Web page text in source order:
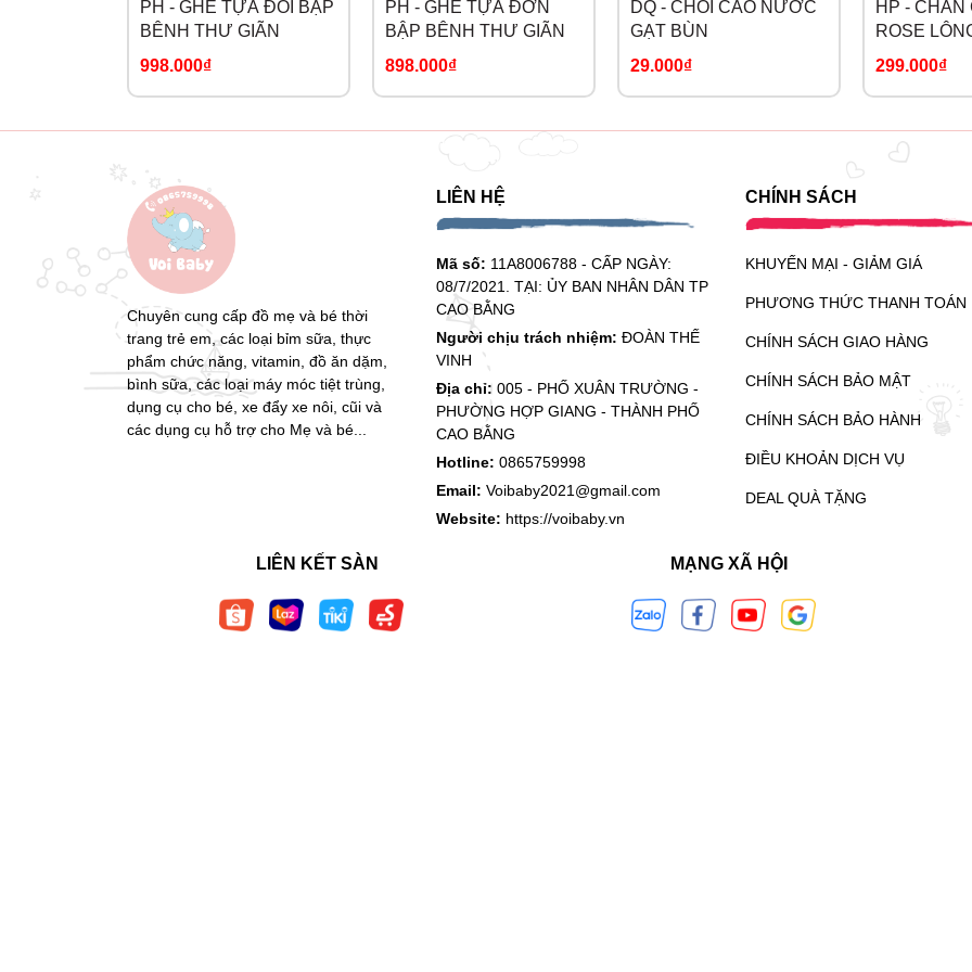
PH - GHẾ TỰA ĐÔI BẬP
BÊNH THƯ GIÃN
998.000₫
PH - GHẾ TỰA ĐƠN
BẬP BÊNH THƯ GIÃN
898.000₫
DQ - CHỔI CÀO NƯỚC
GẠT BÙN
29.000₫
HP - CHĂN
ROSE
2mx2m2
299.000₫
Chuyên cung cấp đồ mẹ và bé thời
trang trẻ em, các loại bỉm sữa, thực
phẩm chức năng, vitamin, đồ ăn dặm,
bình sữa, các loại máy móc tiệt trùng,
dụng cụ cho bé, xe đẩy xe nôi, cũi và
các dụng cụ hỗ trợ cho Mẹ và bé...
LIÊN HỆ
Mã số: 11A8006788 - CẤP NGÀY:
08/7/2021. TẠI: ỦY BAN NHÂN DÂN TP
CAO BẰNG
Người chịu trách nhiệm: ĐOÀN THẾ
VINH
Địa chỉ: 005 - PHỐ XUÂN TRƯỜNG -
PHƯỜNG HỢP GIANG - THÀNH PHỐ
CAO BẰNG
Hotline: 0865759998
Email: Voibaby2021@gmail.com
Website: https://voibaby.vn
CHÍNH SÁCH
KHUYẾN MẠI - GIẢM GIÁ
PHƯƠNG THỨC THANH TOÁN
CHÍNH SÁCH GIAO HÀNG
CHÍNH SÁCH BẢO MẬT
CHÍNH SÁCH BẢO HÀNH
ĐIỀU KHOẢN DỊCH VỤ
DEAL QUÀ TẶNG
LIÊN KẾT SÀN MẠNG XÃ HỘI